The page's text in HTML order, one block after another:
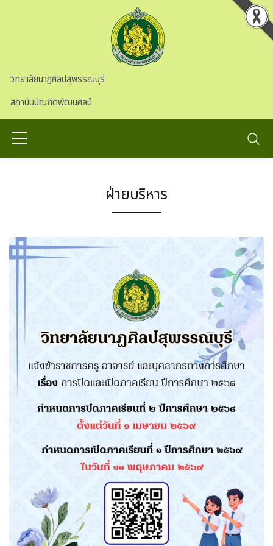
วิทยาลัยนาฏศิลปสุพรรณบุรี
สถาบันบัณฑิตพัฒนศิลป์
ฝ่ายบริหาร